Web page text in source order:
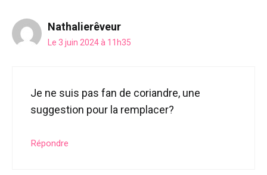
Nathalierêveur
Le 3 juin 2024 à 11h35
Je ne suis pas fan de coriandre, une
suggestion pour la remplacer?
Répondre